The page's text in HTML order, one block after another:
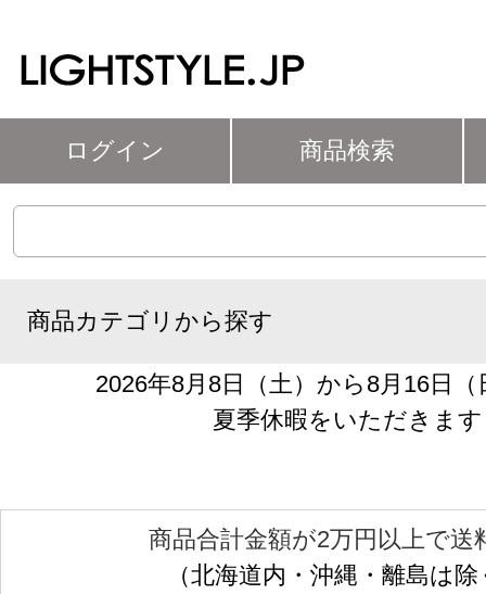
ログイン 商品検索
商品カテゴリから探す
2026年8月8日（土）から8月16日
夏季休暇をいただきます
商品合計金額が2万円以上で送
（北海道内・沖縄・離島は